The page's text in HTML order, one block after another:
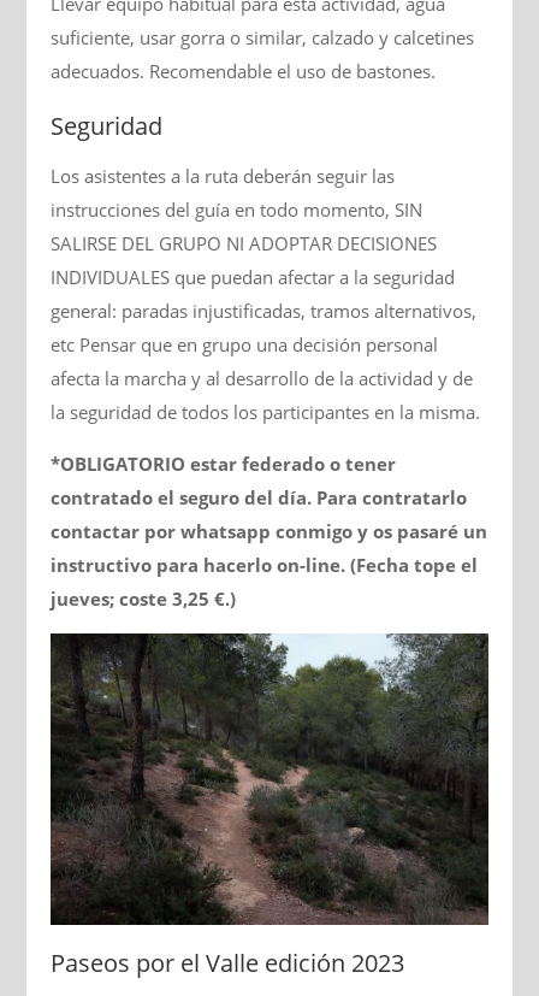
suficiente, usar gorra o similar, calzado y calcetines
adecuados. Recomendable el uso de bastones.
Seguridad
Los asistentes a la ruta deberán seguir las
instrucciones del guía en todo momento, SIN
SALIRSE DEL GRUPO NI ADOPTAR DECISIONES
INDIVIDUALES que puedan afectar a la seguridad
general: paradas injustificadas, tramos alternativos,
etc Pensar que en grupo una decisión personal
afecta la marcha y al desarrollo de la actividad y de
la seguridad de todos los participantes en la misma.
*OBLIGATORIO estar federado o tener
contratado el seguro del día. Para contratarlo
contactar por whatsapp conmigo y os pasaré un
instructivo para hacerlo on-line. (Fecha tope el
jueves; coste 3,25 €.)
Paseos por el Valle edición 2023